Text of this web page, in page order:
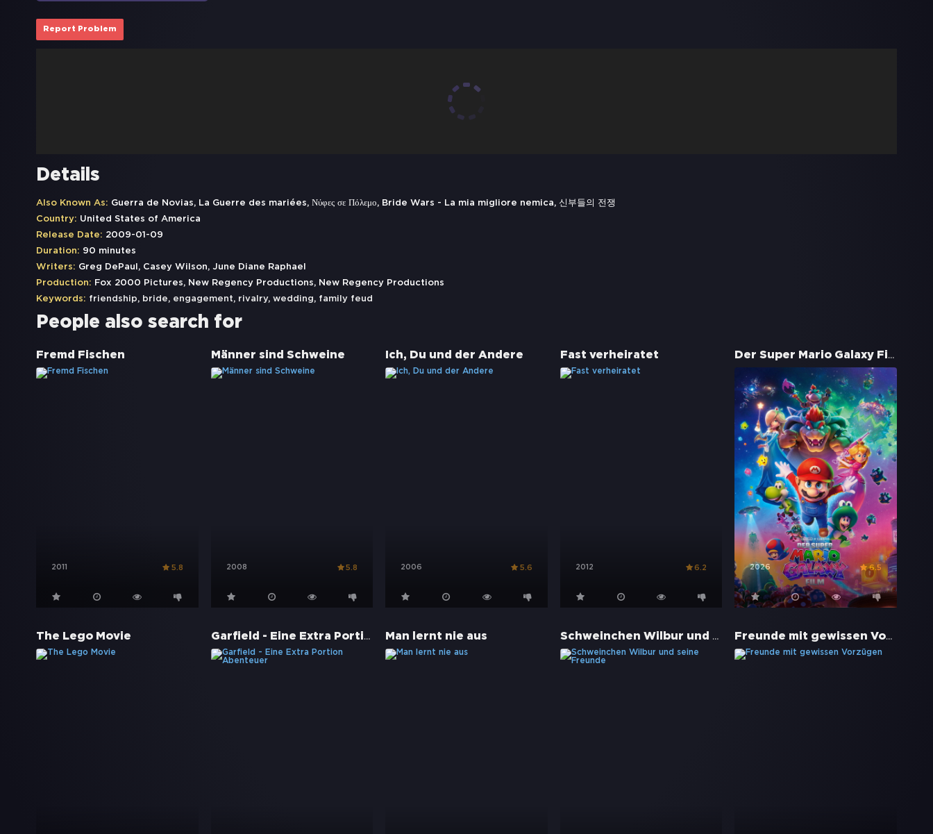
Report Problem
Details
Also Known As: Guerra de Novias, La Guerre des mariées, Νύφες σε Πόλεμο, Bride Wars - La mia migliore nemica, 신부들의 전쟁
Country: United States of America
Release Date: 2009-01-09
Duration: 90 minutes
Writers: Greg DePaul, Casey Wilson, June Diane Raphael
Production: Fox 2000 Pictures, New Regency Productions, New Regency Productions
Keywords: friendship, bride, engagement, rivalry, wedding, family feud
People also search for
Fremd Fischen
2011 5.8
Männer sind Schweine
2008 5.8
Ich, Du und der Andere
2006 5.6
Fast verheiratet
2012 6.2
Der Super Mario Galaxy Film
2026 6.5
The Lego Movie Garfield - Eine Extra Portion Abenteuer Man lernt nie aus Schweinchen Wilbur und seine Freunde Freunde mit gewissen Vorzügen